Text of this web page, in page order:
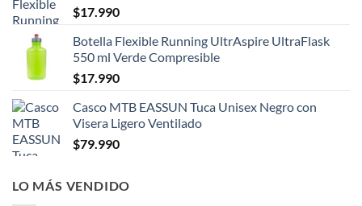
$17.990
Botella Flexible Running UltrAspire UltraFlask
550 ml Verde Compresible
$17.990
Casco MTB EASSUN Tuca Unisex Negro con
Visera Ligero Ventilado
$79.990
LO MÁS VENDIDO